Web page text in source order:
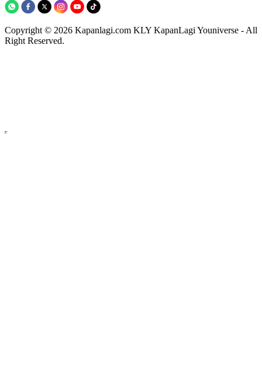
Copyright © 2026 Kapanlagi.com KLY KapanLagi Youniverse - All
Right Reserved.